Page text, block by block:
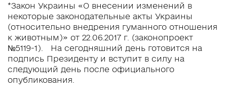
*Закон Украины «О внесении изменений в
некоторые законодательные акты Украины
(относительно внедрения гуманного отношения
к животным)» от 22.06.2017 г. (законопроект
№5119-1). На сегодняшний день готовится на
подпись Президенту и вступит в силу на
следующий день после официального
опубликования.